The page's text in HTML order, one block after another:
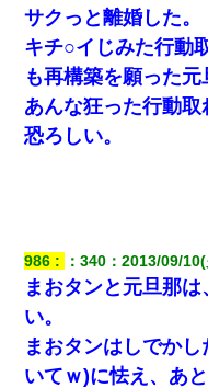
サクっと離婚した。
キチ○イじみた行動
も再構築を願った元
あんな狂った行動
恐ろしい。
986 ：340 ：2013/09/
まおタンと元旦那
い。
まおタンはしでか
いてｗ)に怯え、あ